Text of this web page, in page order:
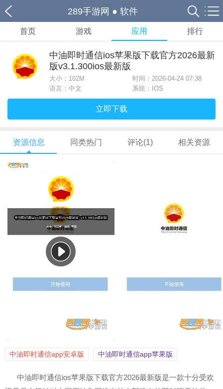
289手游网 ● 软件
首页 游戏 应用 排行
中油即时通信ios苹果版下载官方2026最新
版v3.1.300ios最新版
大小： 102M
时间：2026-04-24 07:38
语言：中文
系统：IOS
立即下载
资源信息 同类热门 评论(1) 相关资源
中油即时通信app安卓版 中油即时通信app苹果版
中油即时通信ios苹果版下载官方2026最新版是一款十分受欢